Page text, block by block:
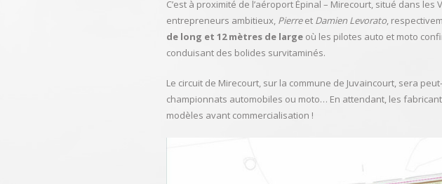
C’est à proximité de l’aéroport Épinal – Mirecourt, situé dans
entrepreneurs ambitieux, Pierreet Damien Levorato,
de long et 12 mètres de large où les pilotes auto et moto
conduisant des bolides survitaminés.
Le circuit de Mirecourt, sur la commune de Juvaincourt, sera
championnats automobiles ou moto… En attendant, les
modèles avant commercialisation !